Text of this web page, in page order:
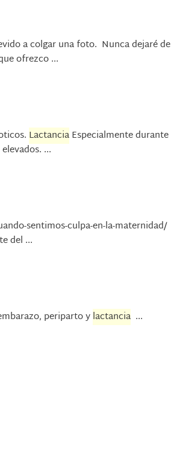
a colgar una foto. Nunca dejaré
ofrezco ...
LactanciaEspecialmente
...
sentimos-culpa-en-la-maternidad/
del ...
periparto ylactancia ...